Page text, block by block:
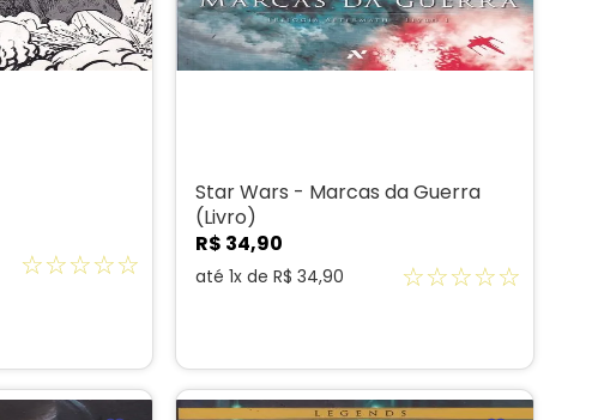
☆☆☆☆☆
Star Wars - Marcas da Guerra
(Livro)
R$ 34,90
até1x deR$ 34,90 ☆☆☆☆☆